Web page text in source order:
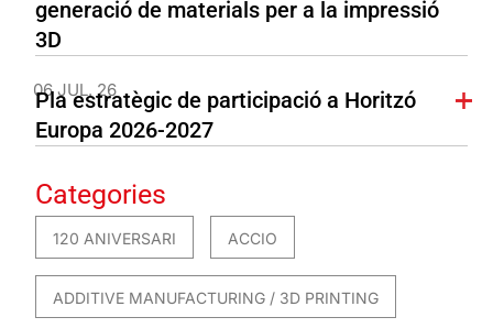
generació de materials per a la impressió
3D
06 JUL. 26
Pla estratègic de participació a Horitzó
Europa 2026-2027
Categories
120 ANIVERSARI ACCIO
ADDITIVE MANUFACTURING / 3D PRINTING